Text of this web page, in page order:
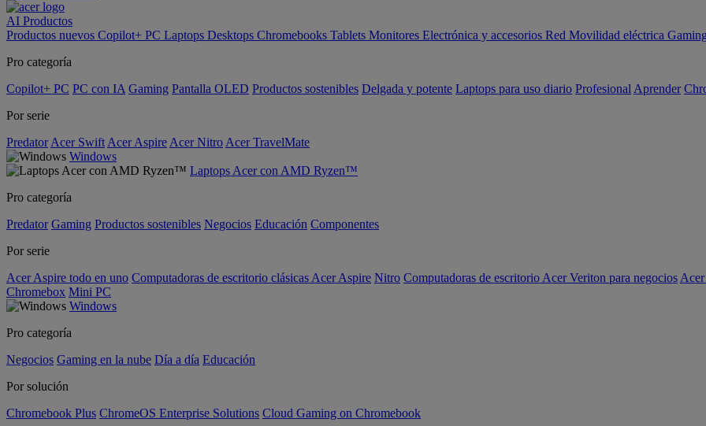
AI Productos
Productos nuevos Copilot+ PC Laptops Desktops Chromebooks Tablets Monitores Electrónica y accesorios Red Movilidad eléctrica
Pro categoría
Copilot+ PC PC con IA Gaming Pantalla OLED Productos sostenibles Delgada y potente Laptops para uso diario Profesional Aprender
Por serie
Predator Acer Swift Acer Aspire Acer Nitro Acer TravelMate
Windows
Laptops Acer con AMD Ryzen™
Pro categoría
Predator Gaming Productos sostenibles Negocios Educación Componentes
Por serie
Acer Aspire todo en uno Computadoras de escritorio clásicas Acer Aspire Nitro Computadoras de escritorio Acer Veriton para negocios
Chromebox Mini PC
Windows
Pro categoría
Negocios Gaming en la nube Día a día Educación
Por solución
Chromebook Plus ChromeOS Enterprise Solutions Cloud Gaming on Chromebook